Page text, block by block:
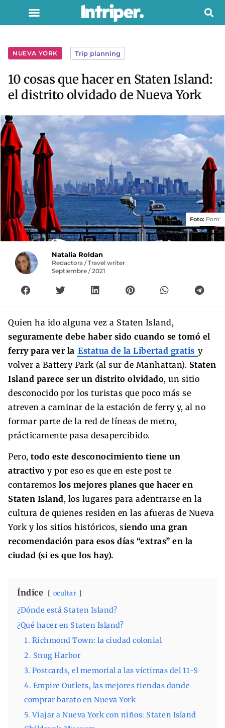
NUEVA YORK Trip planning
10 cosas que hacer en Staten Island:
el distrito olvidado de Nueva York
Foto: Pom'
Natalia Roldan
Redactora / Travel writer
Septiembre / 2021
Quien ha ido alguna vez a Staten Island,
seguramente debe haber sido cuando se tomó el
ferry para ver la Estatua de la Libertad gratis y
volver a Battery Park (al sur de Manhattan). Staten
Island parece ser un distrito olvidado, un sitio
desconocido por los turistas que poco más se
atreven a caminar de la estación de ferry y, al no
formar parte de la red de líneas de metro,
prácticamente pasa desapercibido.
Pero, todo este desconocimiento tiene un
atractivo y por eso es que en este post te
contaremos los mejores planes que hacer en
Staten Island, los lugares para adentrarse en la
cultura de quienes residen en las afueras de Nueva
York y los sitios históricos, siendo una gran
recomendación para esos días “extras” en la
ciudad (si es que los hay).
Índice ocultar
¿Dónde está Staten Island?
¿Qué hacer en Staten Island?
1. Richmond Town: la ciudad colonial
2. Snug Harbor
3. Postcards, el memorial a las víctimas del 11-S
4. Empire Outlets, las mejores tiendas donde
comprar barato en Nueva York
5. Viajar a Nueva York con niños: Staten Island